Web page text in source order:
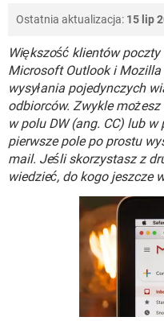
INSTAGRAM
WINDOWS 10
INSTAGRAM
WINDOWS 10
COVID-19
GRY
SPOTIFY
INSTAGRAM
WINDOWS 10
COVID-19
GRY
SPOTIFY
INSTAGRAM
WINDOWS 10
Ostatnia aktualizacja: 15 lip
Większość klientów
Microsoft Outlook i
wysyłania pojedynczych
odbiorców. Zwykle
w polu DW (ang. CC) lub w
pierwsze pole po prostu
mail. Jeśli skorzystasz z
wiedzieć, do kogo jeszcze